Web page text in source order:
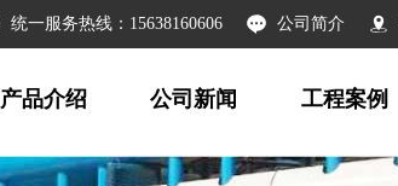
统一服务热线：15638160606 公司简介
产品介绍 公司新闻 工程案例